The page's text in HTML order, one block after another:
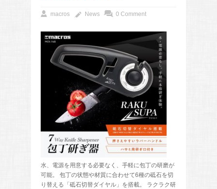
macros News 0 Comment
水、電源を用意する必要なく、手軽に包丁の研磨が
可能。 包丁の状態や材質に合わせて6種の砥石を切
り替える「砥石切替ダイヤル」を搭載。 ラクラク研